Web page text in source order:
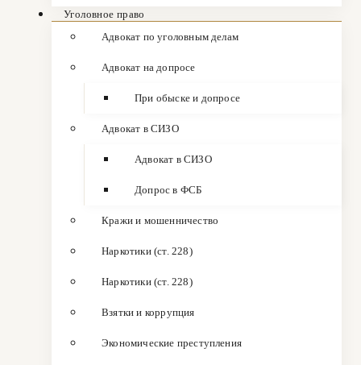
Уголовное право
Адвокат по уголовным делам
Адвокат на допросе
При обыске и допросе
Адвокат в СИЗО
Адвокат в СИЗО
Допрос в ФСБ
Кражи и мошенничество
Наркотики (ст. 228)
Наркотики (ст. 228)
Взятки и коррупция
Экономические преступления